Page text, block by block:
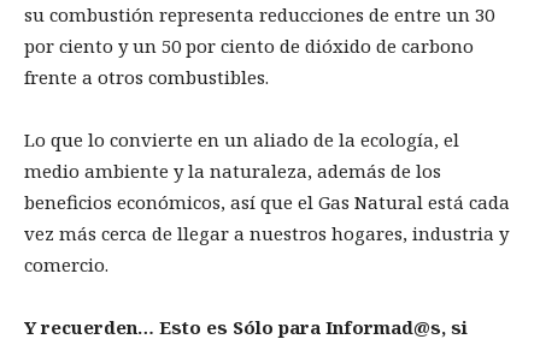
su combustión representa reducciones de entre un 30
por ciento y un 50 por ciento de dióxido de carbono
frente a otros combustibles.
Lo que lo convierte en un aliado de la ecología, el
medio ambiente y la naturaleza, además de los
beneficios económicos, así que el Gas Natural está cada
vez más cerca de llegar a nuestros hogares, industria y
comercio.
Y recuerden… Esto es Sólo para Informad@s, si